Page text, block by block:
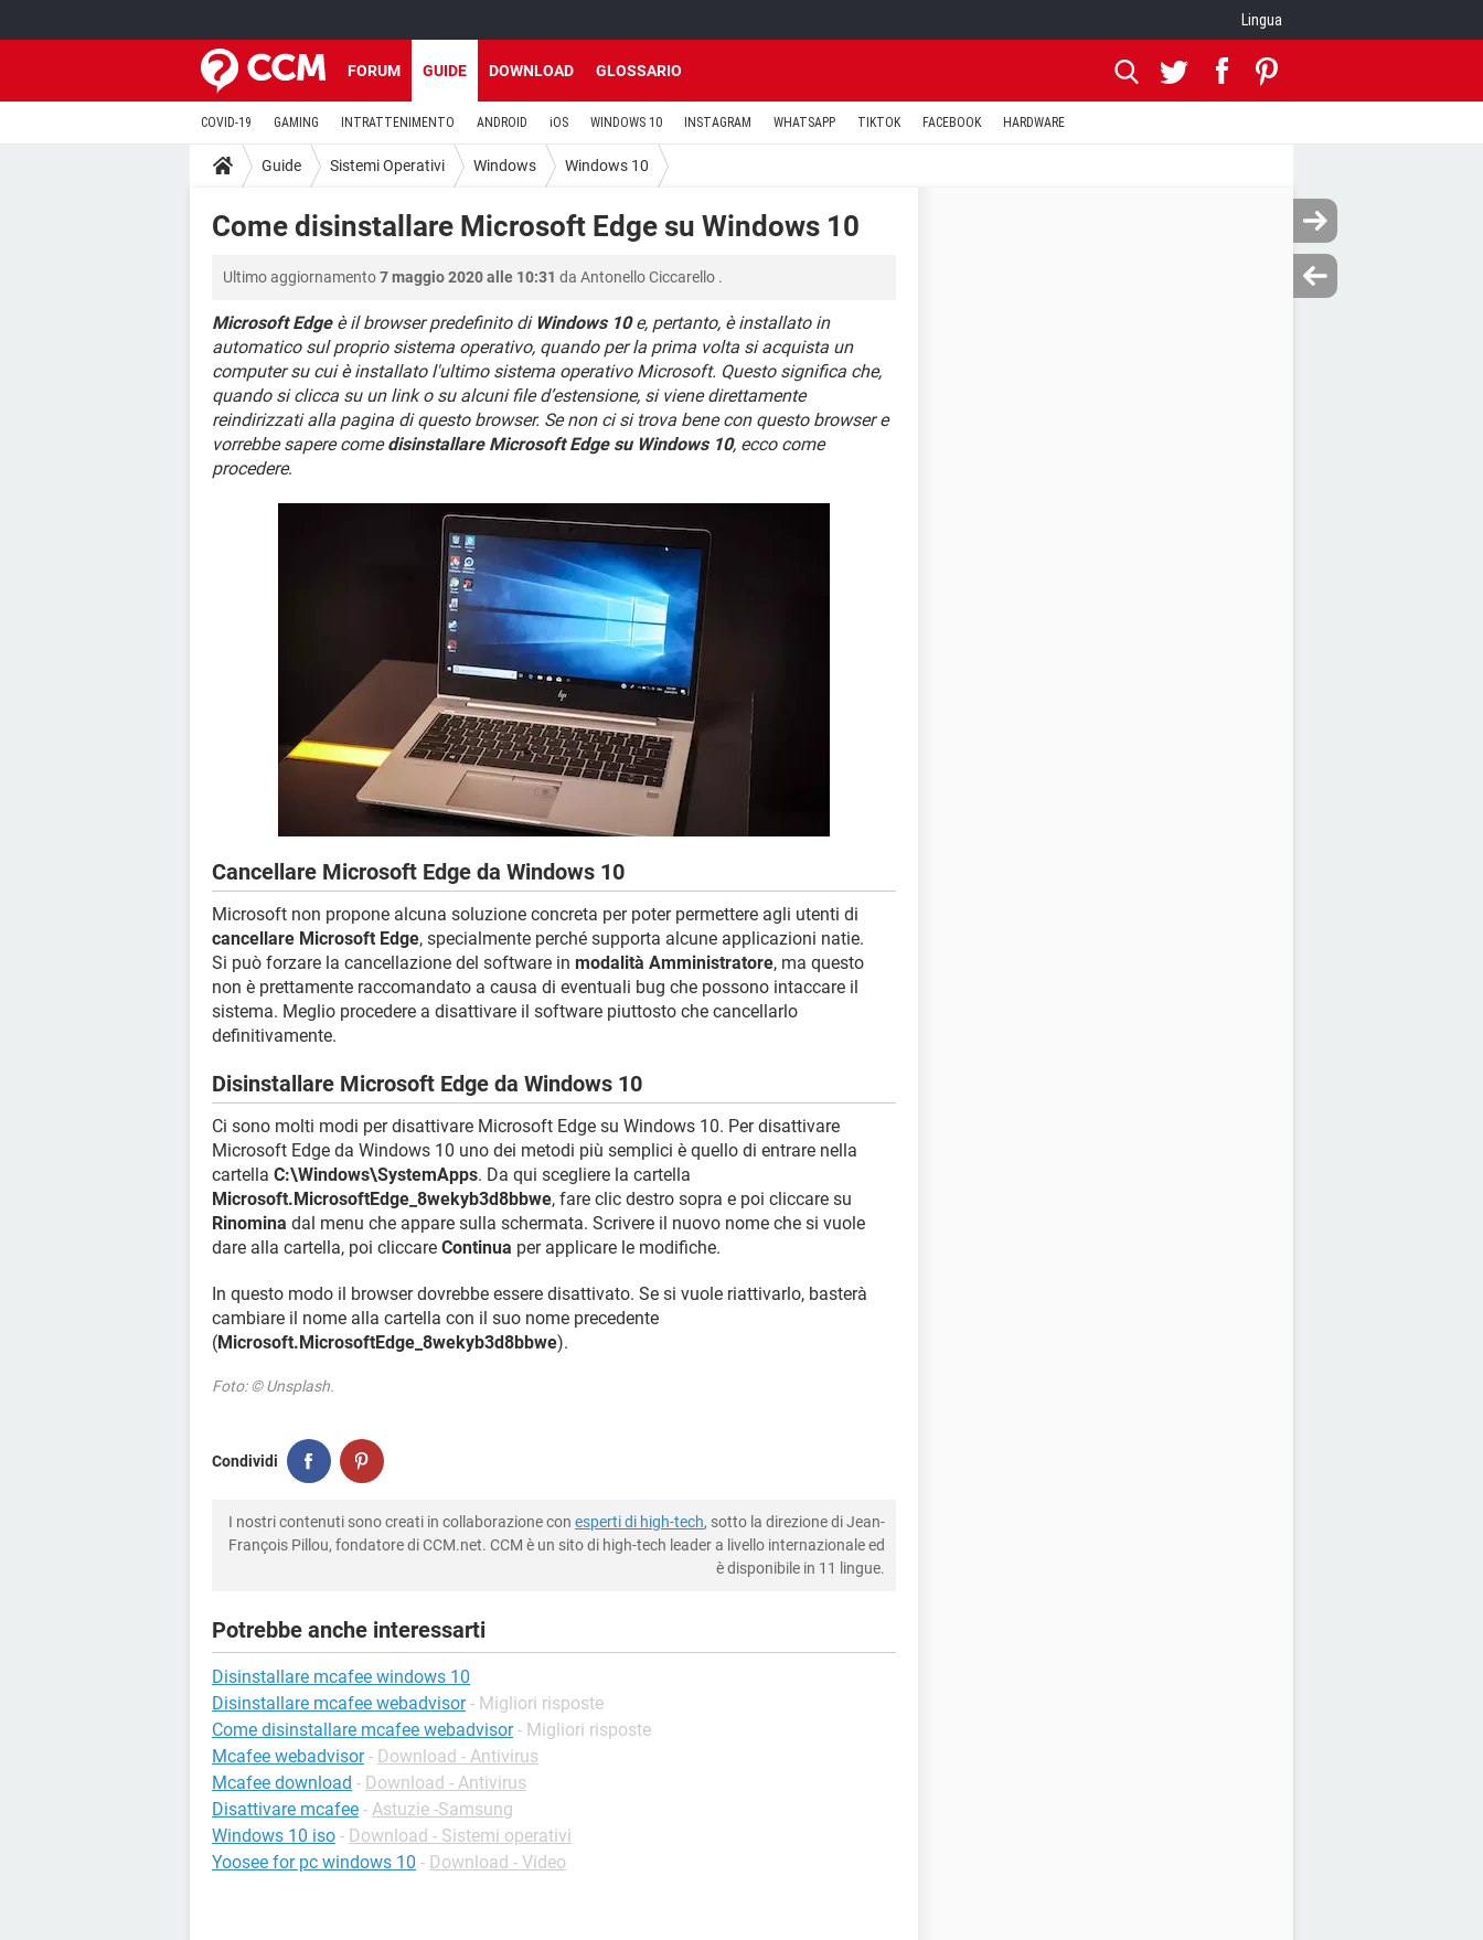
Lingua
FORUM GUIDE DOWNLOAD GLOSSARIO
COVID-19 GAMING INTRATTENIMENTO ANDROID iOS WINDOWS 10 INSTAGRAM WHATSAPP TIKTOK FACEBOOK HARDWARE
Guide Sistemi Operativi Windows Windows 10
Come disinstallare Microsoft Edge su Windows 10
Ultimo aggiornamento7 maggio 2020 alle 10:31 da Antonello Ciccarello .
Microsoft Edgeè il browser predefinito di Windows 10e, pertanto, è installato in
automatico sul proprio sistema operativo, quando per la prima volta si acquista un
computer su cui è installato l'ultimo sistema operativo Microsoft. Questo significa che,
quando si clicca su un link o su alcuni file d’estensione, si viene direttamente
reindirizzati alla pagina di questo browser. Se non ci si trova bene con questo browser e
vorrebbe sapere comedisinstallare Microsoft Edge su Windows 10, ecco come
procedere.
Cancellare Microsoft Edge da Windows 10
Microsoft non propone alcuna soluzione concreta per poter permettere agli utenti di
cancellare Microsoft Edge, specialmente perché supporta alcune applicazioni natie.
Si può forzare la cancellazione del software in modalità Amministratore, ma questo
non è prettamente raccomandato a causa di eventuali bug che possono intaccare il
sistema. Meglio procedere a disattivare il software piuttosto che cancellarlo
definitivamente.
Disinstallare Microsoft Edge da Windows 10
Ci sono molti modi per disattivare Microsoft Edge su Windows 10. Per disattivare
Microsoft Edge da Windows 10 uno dei metodi più semplici è quello di entrare nella
cartella C:\Windows\SystemApps. Da qui scegliere la cartella
Microsoft.MicrosoftEdge_8wekyb3d8bbwe, fare clic destro sopra e poi cliccare su
Rinomina dal menu che appare sulla schermata. Scrivere il nuovo nome che si vuole
dare alla cartella, poi cliccare Continua per applicare le modifiche.
In questo modo il browser dovrebbe essere disattivato. Se si vuole riattivarlo, basterà
cambiare il nome alla cartella con il suo nome precedente
(Microsoft.MicrosoftEdge_8wekyb3d8bbwe).
Foto: © Unsplash.
Condividi
I nostri contenuti sono creati in collaborazione con esperti di high-tech, sotto la direzione di Jean-
François Pillou, fondatore di CCM.net. CCM è un sito di high-tech leader a livello internazionale ed
è disponibile in 11 lingue.
Potrebbe anche interessarti
Disinstallare mcafee windows 10
Disinstallare mcafee webadvisor - Migliori risposte
Come disinstallare mcafee webadvisor - Migliori risposte
Mcafee webadvisor - Download - Antivirus
Mcafee download - Download - Antivirus
Disattivare mcafee - Astuzie -Samsung
Windows 10 iso - Download - Sistemi operativi
Yoosee for pc windows 10 - Download - Video